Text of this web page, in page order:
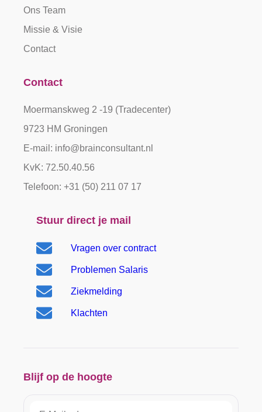
Ons Team
Missie & Visie
Contact
Contact
Moermanskweg 2 -19 (Tradecenter)
9723 HM Groningen
E-mail: info@brainconsultant.nl
KvK: 72.50.40.56
Telefoon: +31 (50) 211 07 17
Stuur direct je mail
Vragen over contract
Problemen Salaris
Ziekmelding
Klachten
Blijf op de hoogte